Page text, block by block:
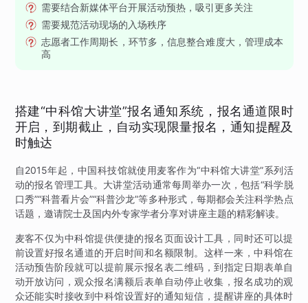
需要结合新媒体平台开展活动预热，吸引更多关注
需要规范活动现场的入场秩序
志愿者工作周期长，环节多，信息整合难度大，管理成本
高
搭建“中科馆大讲堂”报名通知系统，报名通道限时
开启，到期截止，自动实现限量报名，通知提醒及
时触达
自2015年起，中国科技馆就使用麦客作为“中科馆大讲堂”系列活
动的报名管理工具。大讲堂活动通常每周举办一次，包括“科学脱
口秀”“科普看片会”“科普沙龙”等多种形式，每期都会关注科学热点
话题，邀请院士及国内外专家学者分享对讲座主题的精彩解读。
麦客不仅为中科馆提供便捷的报名页面设计工具，同时还可以提
前设置好报名通道的开启时间和名额限制。这样一来，中科馆在
活动预告阶段就可以提前展示报名表二维码，到指定日期表单自
动开放访问，观众报名满额后表单自动停止收集，报名成功的观
众还能实时接收到中科馆设置好的通知短信，提醒讲座的具体时